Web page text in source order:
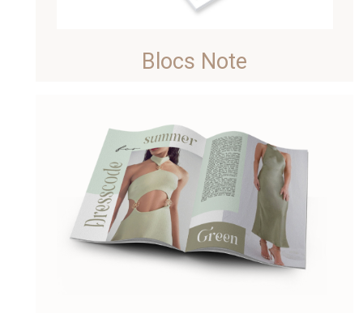
Blocs Note